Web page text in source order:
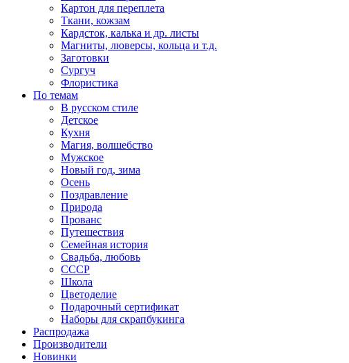
Картон для переплета
Ткани, кожзам
Кардсток, калька и др. листы
Магниты, люверсы, кольца и т.д.
Заготовки
Сургуч
Флористика
По темам
В русском стиле
Детское
Кухня
Магия, волшебство
Мужское
Новый год, зима
Осень
Поздравление
Природа
Прованс
Путешествия
Семейная история
Свадьба, любовь
СССР
Школа
Цветоделие
Подарочный сертификат
Наборы для скрапбукинга
Распродажа
Производители
Новинки